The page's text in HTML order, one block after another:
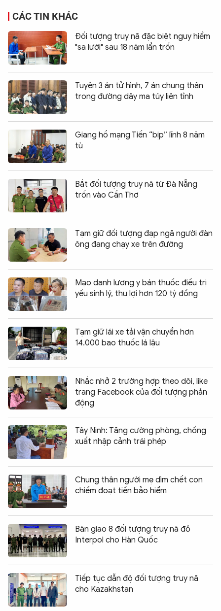
CÁC TIN KHÁC
Đối tượng truy nã đặc biệt nguy hiểm
"sa lưới" sau 18 năm lẩn trốn
Tuyên 3 án tử hình, 7 án chung thân
trong đường dây ma túy liên tỉnh
Giang hồ mạng Tiến “bịp” lĩnh 8 năm
tù
Bắt đối tượng truy nã từ Đà Nẵng
trốn vào Cần Thơ
Tạm giữ đối tượng đạp ngã người đàn
ông đang chạy xe trên đường
Mạo danh lương y bán thuốc điều trị
yếu sinh lý, thu lợi hơn 120 tỷ đồng
Tạm giữ lái xe tải vận chuyển hơn
14.000 bao thuốc lá lậu
Nhắc nhở 2 trường hợp theo dõi, like
trang Facebook của đối tượng phản
động
Tây Ninh: Tăng cường phòng, chống
xuất nhập cảnh trái phép
Chung thân người mẹ dìm chết con
chiếm đoạt tiền bảo hiểm
Bàn giao 8 đối tượng truy nã đỏ
Interpol cho Hàn Quốc
Tiếp tục dẫn độ đối tượng truy nã
cho Kazakhstan